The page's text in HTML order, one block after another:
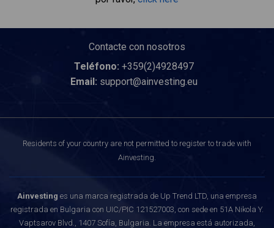
Contacte con nosotros
Teléfono: +359(2)4928497
Email: support@ainvesting.eu
Residents of your country are not permitted to register to trade with
Ainvesting.
Ainvesting es una marca registrada de Up Trend LTD, una empresa
registrada en Bulgaria con UIC/PIC 121527003, con sede en 51A Nikola Y.
Vaptsarov Blvd., 1407 Sofía, Bulgaria. La empresa está autorizada,